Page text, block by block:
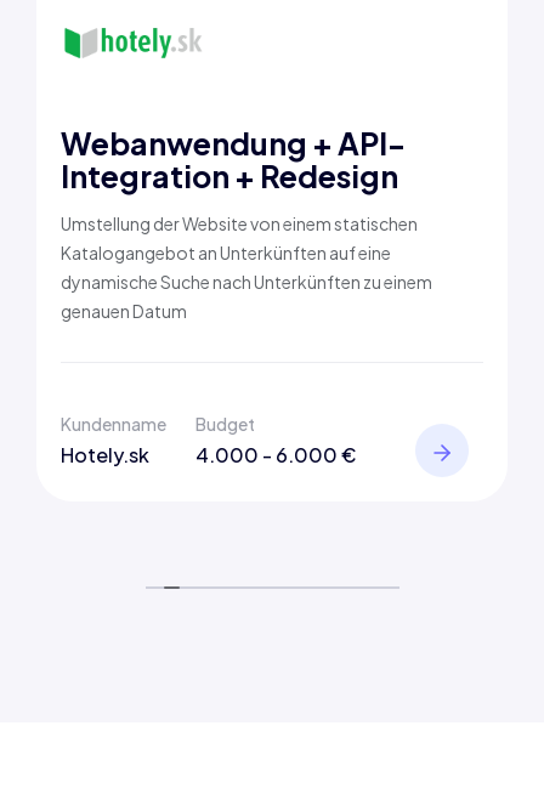
Webanwendung + API-
Integration + Redesign
Umstellung der Website von einem statischen
Katalogangebot an Unterkünften auf eine
dynamische Suche nach Unterkünften zu einem
genauen Datum
Kundenname
Hotely.sk
Budget
4.000 - 6.000 €